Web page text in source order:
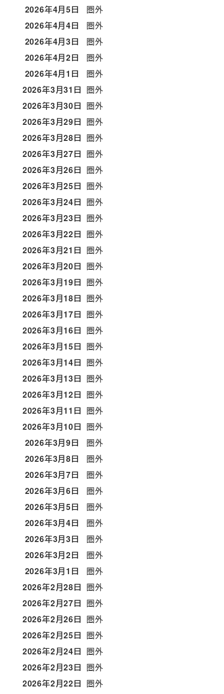
2026年4月5日
圏外
2026年4月4日
圏外
2026年4月3日
圏外
2026年4月2日
圏外
2026年4月1日
圏外
2026年3月31日 圏外
2026年3月30日 圏外
2026年3月29日 圏外
2026年3月28日 圏外
2026年3月27日 圏外
2026年3月26日 圏外
2026年3月25日 圏外
2026年3月24日 圏外
2026年3月23日 圏外
2026年3月22日 圏外
2026年3月21日 圏外
2026年3月20日 圏外
2026年3月19日 圏外
2026年3月18日 圏外
2026年3月17日 圏外
2026年3月16日 圏外
2026年3月15日 圏外
2026年3月14日 圏外
2026年3月13日 圏外
2026年3月12日 圏外
2026年3月11日 圏外
2026年3月10日 圏外
2026年3月9日
圏外
2026年3月8日
圏外
2026年3月7日
圏外
2026年3月6日
圏外
2026年3月5日
圏外
2026年3月4日
圏外
2026年3月3日
圏外
2026年3月2日
圏外
2026年3月1日
圏外
2026年2月28日 圏外
2026年2月27日 圏外
2026年2月26日 圏外
2026年2月25日 圏外
2026年2月24日 圏外
2026年2月23日 圏外
2026年2月22日 圏外